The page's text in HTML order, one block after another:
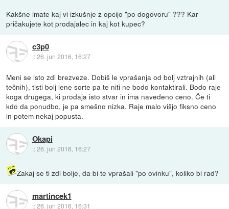
Kakšne imate kaj vi izkušnje z opcijo "po dogovoru" ??? Kar
pričakujete kot prodajalec in kaj kot kupec?
c3p0
::26. jun 2016, 16:27
Meni se isto zdi brezveze. Dobiš le vprašanja od bolj vztrajnih (ali
tečnih), tisti bolj lene sorte pa te niti ne bodo kontaktirali. Bodo raje
koga drugega, ki prodaja isto stvar in ima navedeno ceno. Če ti
kdo da ponudbo, je pa smešno nizka. Raje malo višjo fiksno ceno
in potem nekaj popusta.
Okapi
::26. jun 2016, 16:27
Zakaj se ti zdi bolje, da bi te vprašali "po ovinku", koliko bi rad?
martincek1
::26. jun 2016, 16:31